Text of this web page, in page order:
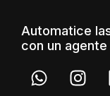
Automatice
con un